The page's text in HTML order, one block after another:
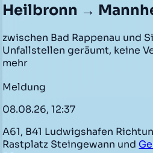
Heilbronn →
zwischen Bad Rappenau und
Unfallstellen geräumt, keine
mehr
Meldung
08.08.26, 12:37
A61, B41 Ludwigshafen
Rastplatz Steingewann und